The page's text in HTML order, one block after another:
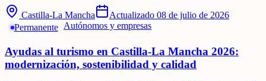
Castilla-La Mancha Actualizado 08 de julio de 2026
Permanente Autónomos y empresas
Ayudas al turismo en Castilla-La Mancha 2026:
modernización, sostenibilidad y calidad